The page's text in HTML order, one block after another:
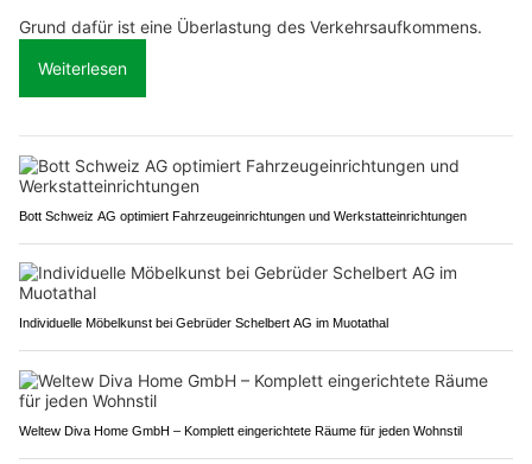
Grund dafür ist eine Überlastung des Verkehrsaufkommens.
Weiterlesen
Bott Schweiz AG optimiert Fahrzeugeinrichtungen und Werkstatteinrichtungen
Individuelle Möbelkunst bei Gebrüder Schelbert AG im Muotathal
Weltew Diva Home GmbH – Komplett eingerichtete Räume für jeden Wohnstil